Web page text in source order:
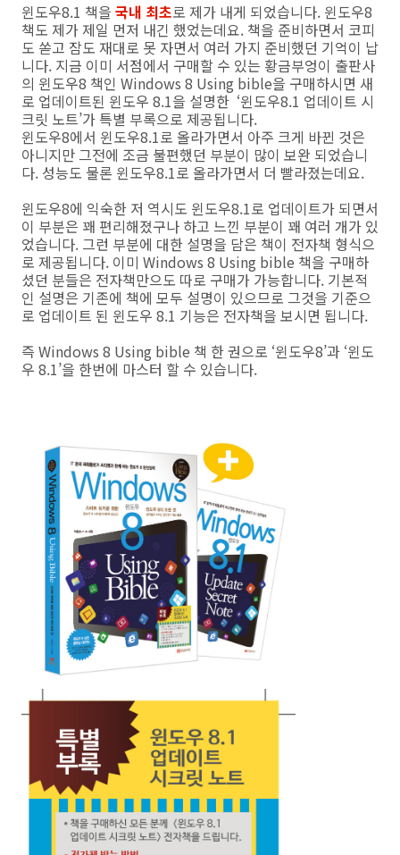
윈도우8.1 책을 국내 최초로 제가 내게 되었습니다. 윈도우8
책도 제가 제일 먼저 내긴 했었는데요. 책을 준비하면서 코피
도 쏟고 잠도 재대로 못 자면서 여러 가지 준비했던 기억이 납
니다. 지금 이미 서점에서 구매할 수 있는 황금부엉이 출판사
의 윈도우8 책인 Windows 8 Using bible을 구매하시면 새
로 업데이트된 윈도우 8.1을 설명한 ‘윈도우8.1 업데이트 시
크릿 노트’가 특별 부록으로 제공됩니다.
윈도우8에서 윈도우8.1로 올라가면서 아주 크게 바뀐 것은
아니지만 그전에 조금 불편했던 부분이 많이 보완 되었습니
다. 성능도 물론 윈도우8.1로 올라가면서 더 빨라졌는데요.
윈도우8에 익숙한 저 역시도 윈도우8.1로 업데이트가 되면서
이 부분은 꽤 편리해졌구나 하고 느낀 부분이 꽤 여러 개가 있
었습니다. 그런 부분에 대한 설명을 담은 책이 전자책 형식으
로 제공됩니다. 이미 Windows 8 Using bible 책을 구매하
셨던 분들은 전자책만으도 따로 구매가 가능합니다. 기본적
인 설명은 기존에 책에 모두 설명이 있으므로 그것을 기준으
로 업데이트 된 윈도우 8.1 기능은 전자책을 보시면 됩니다.
즉 Windows 8 Using bible 책 한 권으로 ‘윈도우8’과 ‘윈도
우 8.1’을 한번에 마스터 할 수 있습니다.